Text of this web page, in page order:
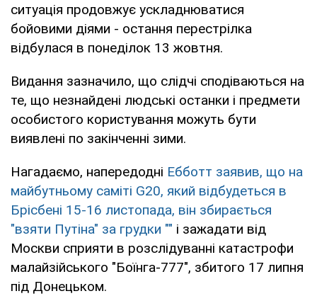
ситуація продовжує ускладнюватися
бойовими діями - остання перестрілка
відбулася в понеділок 13 жовтня.
Видання зазначило, що слідчі сподіваються на
те, що незнайдені людські останки і предмети
особистого користування можуть бути
виявлені по закінченні зими.
Нагадаємо, напередодні Ебботт заявив, що на
майбутньому саміті G20, який відбудеться в
Брісбені 15-16 листопада, він збирається
"взяти Путіна" за грудки "" і зажадати від
Москви сприяти в розслідуванні катастрофи
малайзійського "Боїнга-777", збитого 17 липня
під Донецьком.